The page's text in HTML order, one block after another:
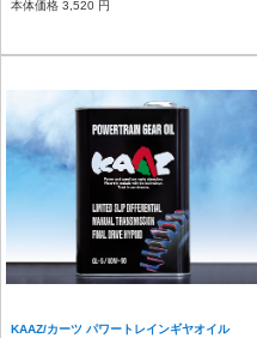
本体価格 3,520 円
KAAZ/カーツ パワートレインギヤオイル